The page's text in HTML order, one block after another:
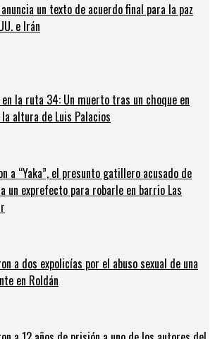
un texto de acuerdo final para la paz
e Irán
la ruta 34: Un muerto tras un choque en
la altura de Luis Palacios
a “Yaka”, el presunto gatillero acusado de
un exprefecto para robarle en barrio Las
a dos expolicías por el abuso sexual de una
en Roldán